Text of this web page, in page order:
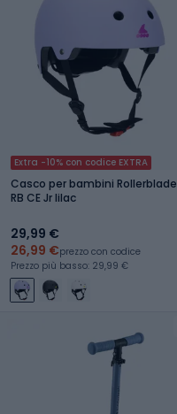
Extra -10% con codice EXTRA
Casco per bambini Rollerblade
RB CE Jr lilac
29,99 €
26,99 €prezzo con codice
Prezzo più basso: 29,99 €